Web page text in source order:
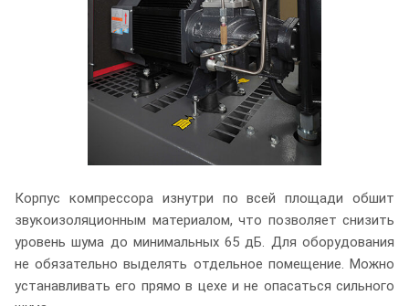
Корпус компрессора изнутри по всей площади обшит
звукоизоляционным материалом, что позволяет снизить
уровень шума до минимальных 65 дБ. Для оборудования
не обязательно выделять отдельное помещение. Можно
устанавливать его прямо в цехе и не опасаться сильного